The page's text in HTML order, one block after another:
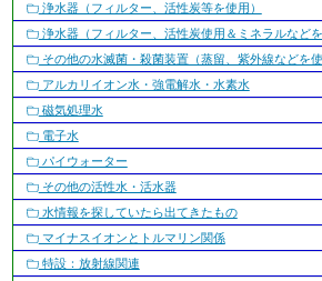
浄水器（フィルター、活性炭等を使用）
浄水器（フィルター、活性炭使用＆ミネラルなどを
その他の水滅菌・殺菌装置（蒸留、紫外線などを使
アルカリイオン水・強電解水・水素水
磁気処理水
電子水
パイウォーター
その他の活性水・活水器
水情報を探していたら出てきたもの
マイナスイオンとトルマリン関係
特設：放射線関連